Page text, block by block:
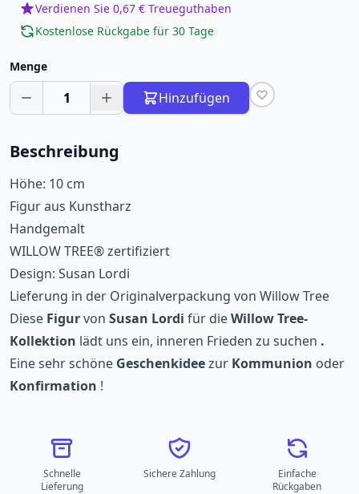
Verdienen Sie 0,67 € Treueguthaben
Kostenlose Rückgabe für 30 Tage
Menge
1 Hinzufügen
Beschreibung
Höhe: 10 cm
Figur aus Kunstharz
Handgemalt
WILLOW TREE® zertifiziert
Design: Susan Lordi
Lieferung in der Originalverpackung von Willow Tree
Diese Figurvon Susan Lordi für dieWillow Tree-
Kollektion lädt uns ein, inneren Frieden zu suchen .
Eine sehr schöne Geschenkideezur Kommunion oder
Konfirmation !
Schnelle
Lieferung
Sichere Zahlung
Einfache
Rückgaben